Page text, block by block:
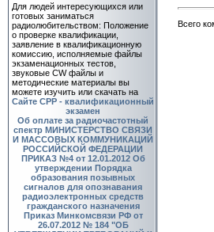
Для людей интересующихся или
готовых заниматься
радиолюбительством: Положение
о проверке квалификации,
заявление в квалификационную
комиссию, исполняемые файлы
экзаменационных тестов,
звуковые CW файлы и
методические материалы вы
можете изучить или скачать на
Сайте СРР - квалификационный
экзамен
Об оплате за радиочастотный
спектр МИНИСТЕРСТВО СВЯЗИ
И МАССОВЫХ КОММУНИКАЦИЙ
РОССИЙСКОЙ ФЕДЕРАЦИИ
ПРИКАЗ №4 от 12.01.2012 Об
утверждении Порядка
образования позывных
сигналов для опознавания
радиоэлектронных средств
гражданского назначения
Приказ Минкомсвязи РФ от
26.07.2012 № 184 "ОБ
Всего